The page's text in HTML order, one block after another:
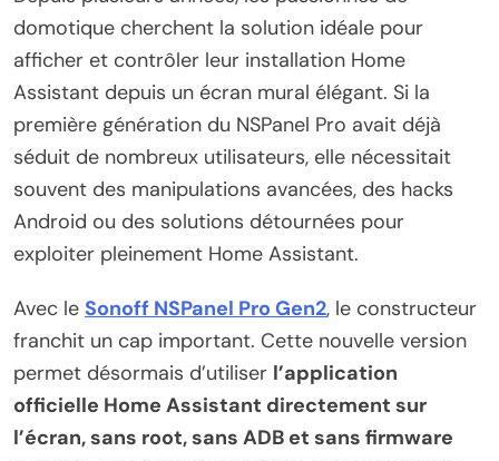
domotique cherchent la solution idéale pour
afficher et contrôler leur installation Home
Assistant depuis un écran mural élégant. Si la
première génération du NSPanel Pro avait déjà
séduit de nombreux utilisateurs, elle nécessitait
souvent des manipulations avancées, des hacks
Android ou des solutions détournées pour
exploiter pleinement Home Assistant.
Avec le Sonoff NSPanel Pro Gen2, le constructeur
franchit un cap important. Cette nouvelle version
permet désormais d’utiliser l’application
officielle Home Assistant directement sur
l’écran, sans root, sans ADB et sans firmware